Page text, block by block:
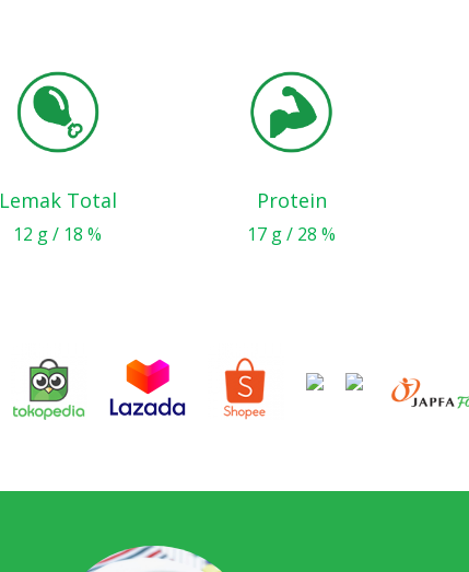
Lemak Total
12 g / 18 %
Protein
17 g / 28 %